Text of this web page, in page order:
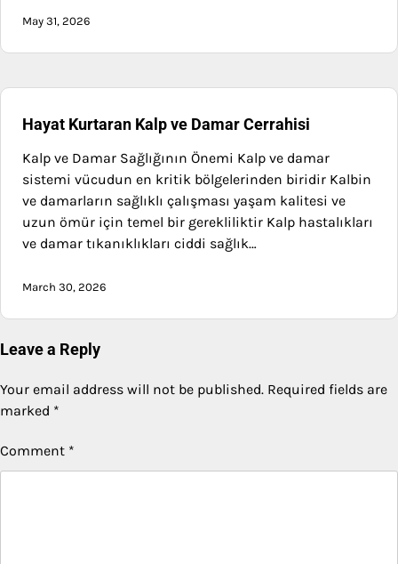
May 31, 2026
Hayat Kurtaran Kalp ve Damar Cerrahisi
Kalp ve Damar Sağlığının Önemi Kalp ve damar
sistemi vücudun en kritik bölgelerinden biridir Kalbin
ve damarların sağlıklı çalışması yaşam kalitesi ve
uzun ömür için temel bir gerekliliktir Kalp hastalıkları
ve damar tıkanıklıkları ciddi sağlık…
March 30, 2026
Leave a Reply
Your email address will not be published. Required fields are
marked *
Comment *